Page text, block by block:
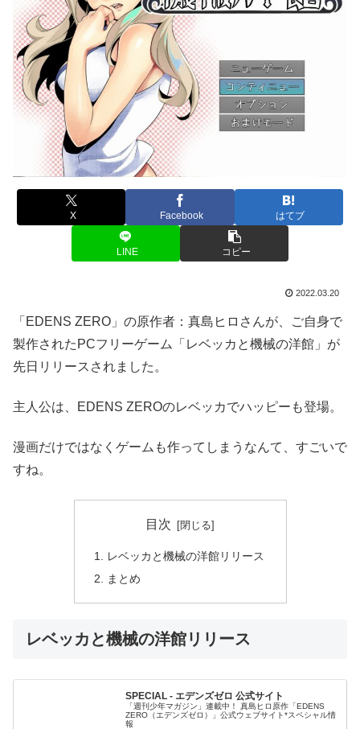
X Facebook はてブ
LINE コピー
2022.03.20
「EDENS ZERO」の原作者：真島ヒロさんが、ご自身で
製作されたPCフリーゲーム「レベッカと機械の洋館」が
先日リリースされました。
主人公は、EDENS ZEROのレベッカでハッピーも登場。
漫画だけではなくゲームも作ってしまうなんて、すごいで
すね。
目次
レベッカと機械の洋館リリース
まとめ
レベッカと機械の洋館リリース
SPECIAL - エデンズゼロ 公式サイト
「週刊少年マガジン」連載中！ 真島ヒロ原作「EDENS
ZERO（エデンズゼロ）」公式ウェブサイト*スペシャル情
報